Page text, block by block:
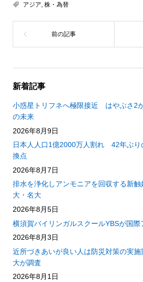
アジア, 株・為替
新着記事
小惑星トリフネへ極限接近 はやぶさ2
の未来
2026年8月9日
日本人人口1億2000万人割れ 42年ぶり
換点
2026年8月7日
排水を浄化しアンモニアを回収する新
大・名大
2026年8月5日
横須賀バイリンガルスクールYBSが国
2026年8月3日
近所づきあいが良い人は防災対策の実
大が調査
2026年8月1日